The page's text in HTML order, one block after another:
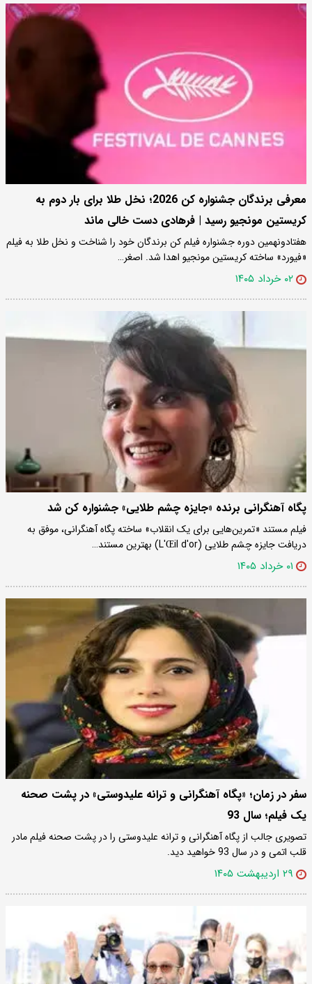
معرفی برندگان جشنواره کن 2026؛ نخل طلا برای بار دوم به
کریستین مونجیو رسید | فرهادی دست خالی ماند
هفتادونهمین دوره جشنواره فیلم کن برندگان خود را شناخت و نخل طلا به فیلم
«فیورد» ساخته کریستین مونجیو اهدا شد. اصغر…
۰۲ خرداد ۱۴۰۵
پگاه آهنگرانی برنده «جایزه چشم طلایی» جشنواره کن شد
فیلم مستند «تمرین‌هایی برای یک انقلاب» ساخته پگاه آهنگرانی، موفق به
دریافت جایزه چشم طلایی (L'Œil d'or) بهترین مستند…
۰۱ خرداد ۱۴۰۵
سفر در زمان؛ «پگاه آهنگرانی و ترانه علیدوستی» در پشت صحنه
یک فیلم؛ سال 93
تصویری جالب از پگاه آهنگرانی و ترانه علیدوستی را در پشت صحنه فیلم مادر
قلب اتمی و در سال 93 خواهید دید.
۲۹ اردیبهشت ۱۴۰۵